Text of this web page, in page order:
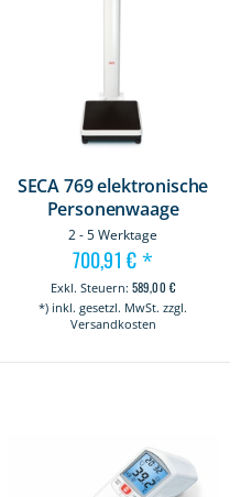
SECA 769 elektronische
Personenwaage
2 - 5 Werktage
700,91 €*
589,00 €
*) inkl. gesetzl. MwSt. zzgl.
Versandkosten